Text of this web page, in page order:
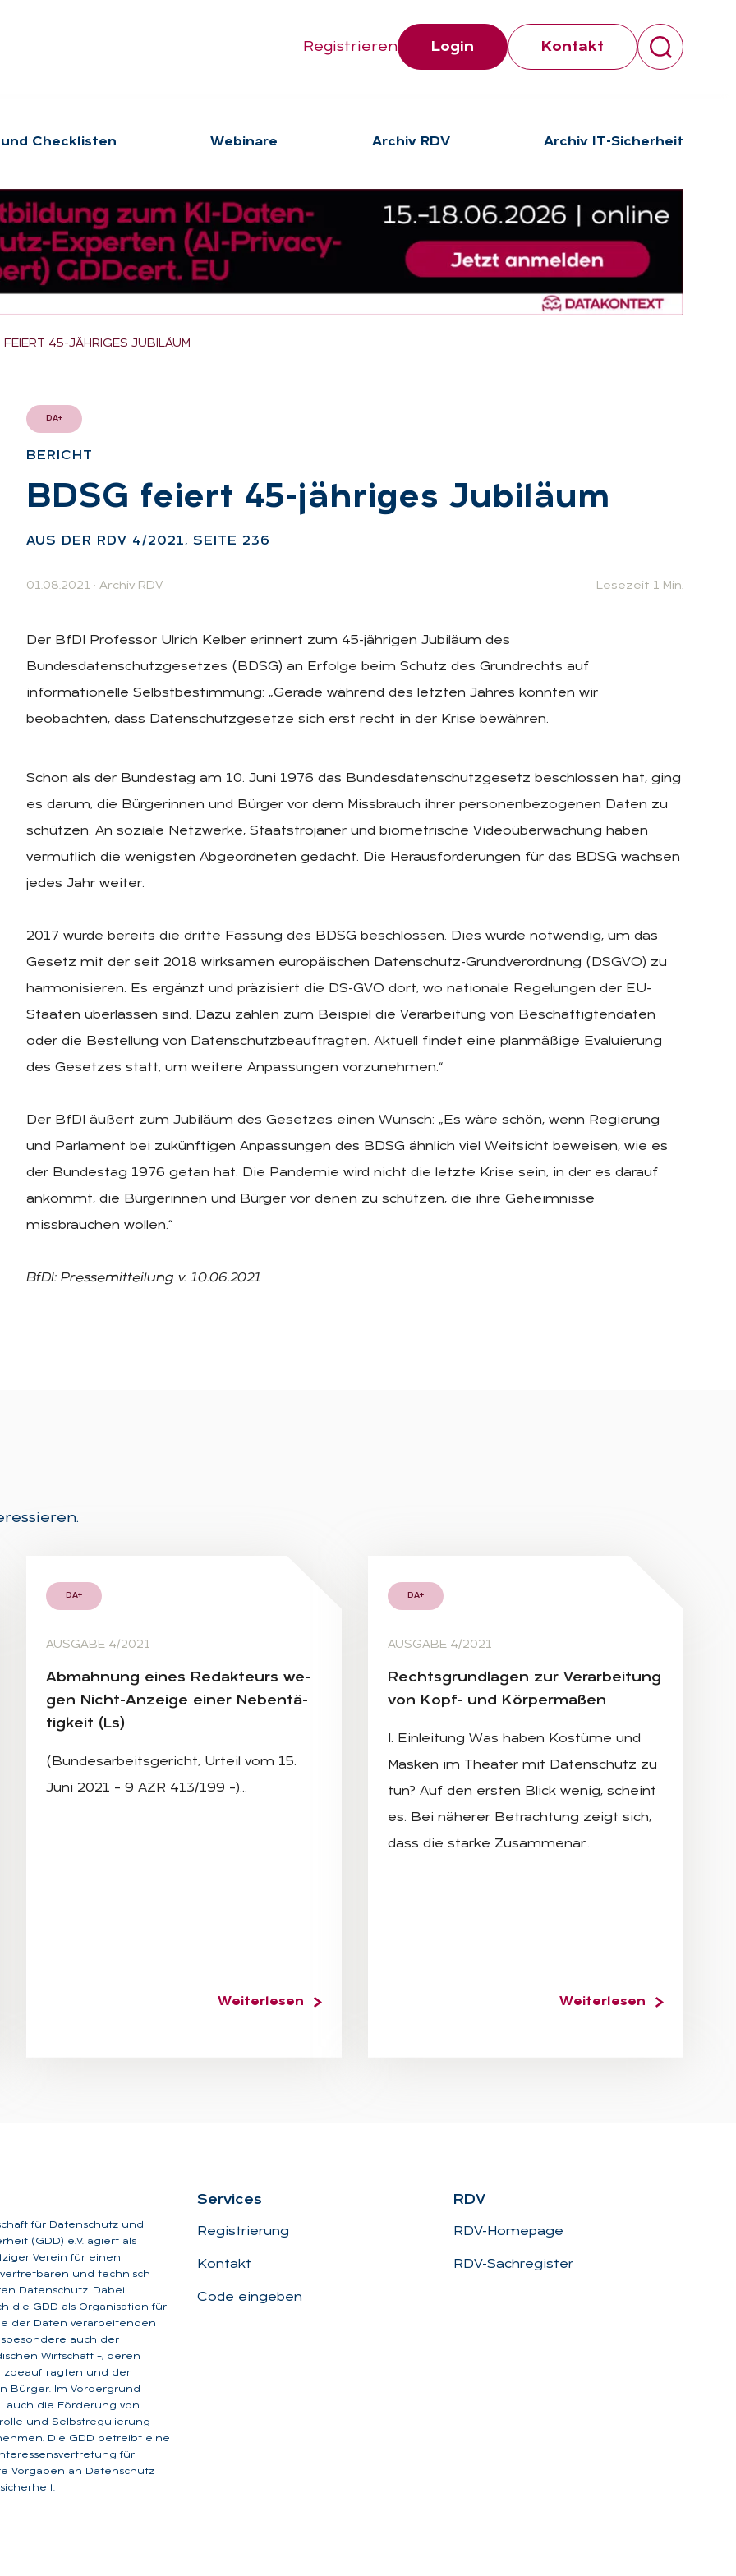
Registrieren Login Kontakt
Checklisten We­bi­na­re Archiv RDV Archiv IT-Sicherheit
FEIERT 45-JÄHRIGES JUBILÄUM
DA+
BE­RICHT
:
BDSG fei­ert 45-jäh­ri­ges Ju­bi­lä­um
AUS DER RDV 4/2021, SEI­TE 236
01.08.2021 · Archiv RDV Lesezeit 1 Min.
Der BfDI Professor Ulrich Kelber erinnert zum 45-jährigen Jubiläum des
Bundesdatenschutzgesetzes (BDSG) an Erfolge beim Schutz des Grundrechts auf
informationelle Selbstbestimmung: „Gerade während des letzten Jahres konnten wir
beobachten, dass Datenschutzgesetze sich erst recht in der Krise bewähren.
Schon als der Bundestag am 10. Juni 1976 das Bundesdatenschutzgesetz beschlossen hat, ging
es darum, die Bürgerinnen und Bürger vor dem Missbrauch ihrer personenbezogenen Daten zu
schützen. An soziale Netzwerke, Staatstrojaner und biometrische Videoüberwachung haben
vermutlich die wenigsten Abgeordneten gedacht. Die Herausforderungen für das BDSG wachsen
jedes Jahr weiter.
2017 wurde bereits die dritte Fassung des BDSG beschlossen. Dies wurde notwendig, um das
Gesetz mit der seit 2018 wirksamen europäischen Datenschutz-Grundverordnung (DSGVO) zu
harmonisieren. Es ergänzt und präzisiert die DS-GVO dort, wo nationale Regelungen der EU-
Staaten überlassen sind. Dazu zählen zum Beispiel die Verarbeitung von Beschäftigtendaten
oder die Bestellung von Datenschutzbeauftragten. Aktuell findet eine planmäßige Evaluierung
des Gesetzes statt, um weitere Anpassungen vorzunehmen.“
Der BfDI äußert zum Jubiläum des Gesetzes einen Wunsch: „Es wäre schön, wenn Regierung
und Parlament bei zukünftigen Anpassungen des BDSG ähnlich viel Weitsicht beweisen, wie es
der Bundestag 1976 getan hat. Die Pandemie wird nicht die letzte Krise sein, in der es darauf
ankommt, die Bürgerinnen und Bürger vor denen zu schützen, die ihre Geheimnisse
missbrauchen wollen.“
BfDI: Pressemitteilung v. 10.06.2021
DA+
AUSGABE 4/2021
Ab­mah­nung ei­nes Re­dak­teurs we­
gen Nicht-An­zei­ge ei­ner Ne­ben­tä­
tig­keit (Ls)
(Bundesarbeitsgericht, Urteil vom 15.
Juni 2021 – 9 AZR 413/199 –)…
Weiterlesen
DA+
AUSGABE 4/2021
Rechts­grund­la­gen zur Ver­ar­bei­tung
von Kopf- und Kör­per­ma­ßen
I. Einleitung Was haben Kostüme und
Masken im Theater mit Datenschutz zu
tun? Auf den ersten Blick wenig, scheint
es. Bei näherer Betrachtung zeigt sich,
dass die starke Zusammenar…
Weiterlesen
für Datenschutz und
(GDD) e.V. agiert als
Verein für einen
vertretbaren und technisch
Datenschutz. Dabei
die GDD als Organisation für
der Daten verarbeitenden
auch der
Wirtschaft –, deren
und der
Bürger. Im Vordergrund
auch die Förderung von
und Selbstregulierung
Die GDD betreibt eine
für
Vorgaben an Datenschutz
Ser­vices
Registrierung
Kontakt
Code eingeben
RDV
RDV-Homepage
RDV-Sachregister